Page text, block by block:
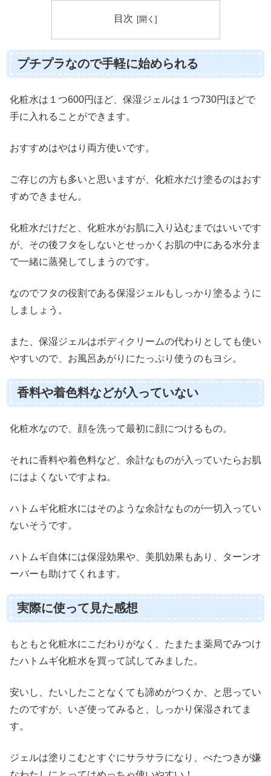
目次
プチプラなので手軽に始められる
化粧水は１つ600円ほど、保湿ジェルは１つ730円ほどで
手に入れることができます。
おすすめはやはり両方使いです。
ご存じの方も多いと思いますが、化粧水だけ塗るのはおす
すめできません。
化粧水だけだと、化粧水がお肌に入り込むまではいいです
が、その後フタをしないとせっかくお肌の中にある水分ま
で一緒に蒸発してしまうのです。
なのでフタの役割である保湿ジェルもしっかり塗るように
しましょう。
また、保湿ジェルはボディクリームの代わりとしても使い
やすいので、お風呂あがりにたっぷり使うのもヨシ。
香料や着色料などが入っていない
化粧水なので、顔を洗って最初に顔につけるもの。
それに香料や着色料など、余計なものが入っていたらお肌
にはよくないですよね。
ハトムギ化粧水にはそのような余計なものが一切入ってい
ないそうです。
ハトムギ自体には保湿効果や、美肌効果もあり、ターンオ
ーバーも助けてくれます。
実際に使って見た感想
もともと化粧水にこだわりがなく、たまたま薬局でみつけ
たハトムギ化粧水を買って試してみました。
安いし、たいしたことなくても諦めがつくか、と思ってい
たのですが、いざ使ってみると、しっかり保湿されてま
す。
ジェルは塗りこむとすぐにサラサラになり、べたつきが嫌